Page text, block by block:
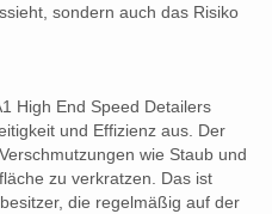
sondern auch das Risiko
High End Speed Detailers
und Effizienz aus. Der
wie Staub und
zu verkratzen. Das ist
die regelmäßig auf der